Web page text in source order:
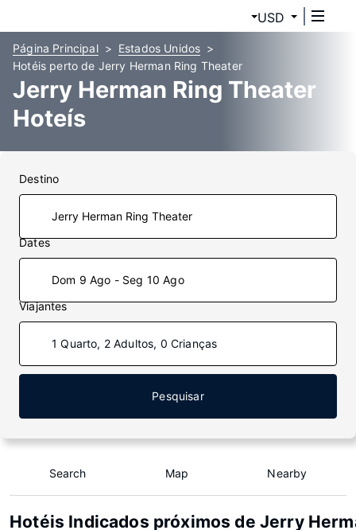
USD
Página Principal
Estados Unidos
Hotéis perto de Jerry Herman Ring Theater
Jerry Herman Ring Theater
Hoteís
Destino
Dates
Dom 9 Ago - Seg 10 Ago
Viajantes
1 Quarto, 2 Adultos, 0 Crianças
Pesquisar
Search Map Nearby
Hotéis Indicados próximos de Jerry